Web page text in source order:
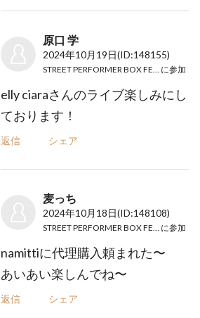
原口 学
2024年10月19日(ID:148155)
に参加
elly ciaraさんのライブ楽しみにし
ております！
返信 シェア
麦っち
2024年10月18日(ID:148108)
に参加
namittiに代理購入頼まれた〜
あいあい楽しんでね〜
返信 シェア